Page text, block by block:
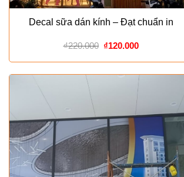
Decal sữa dán kính – Đạt chuẩn in
₫220.000 Giá
là:
₫120.000Giá
tại